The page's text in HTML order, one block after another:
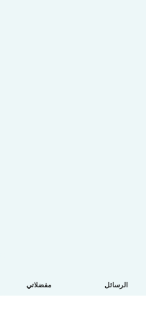
الرسائل مفضلاتي